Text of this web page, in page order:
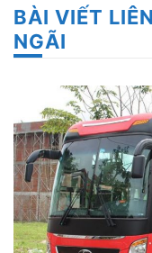
BÀI VIẾT
NGÃI